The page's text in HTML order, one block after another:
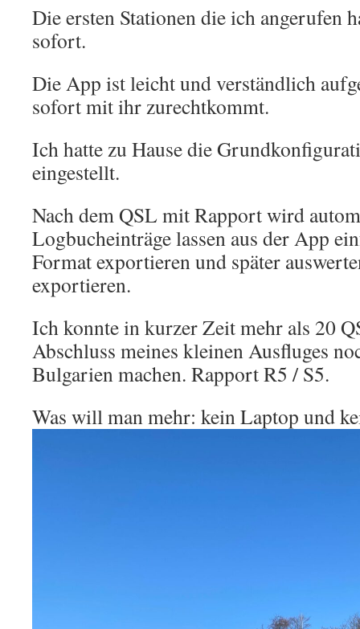
Die ersten Stationen die ich angerufen
sofort.
Die App ist leicht und verständlich
sofort mit ihr zurechtkommt.
Ich hatte zu Hause die
eingestellt.
Nach dem QSL mit Rapport wird
Logbucheinträge lassen aus der App
Format exportieren und später
exportieren.
Ich konnte in kurzer Zeit mehr als 20
Abschluss meines kleinen Ausfluges
Bulgarien machen. Rapport R5 / S5.
Was will man mehr: kein Laptop und